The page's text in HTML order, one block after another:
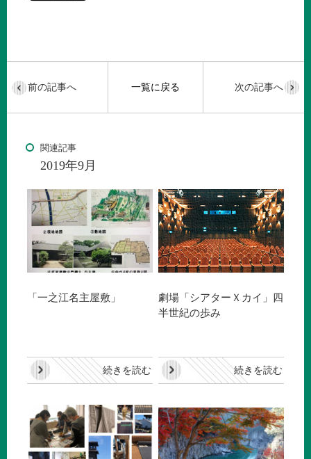
一覧に戻る
前の記事へ 次の記事へ
関連記事
2019年9月
「一之江名主屋敷」
続きを読む
劇場「シアターＸカイ」四
半世紀の歩み
続きを読む